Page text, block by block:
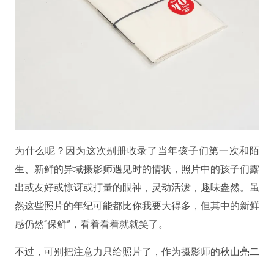
为什么呢？因为这次别册收录了当年孩子们第一次和陌
生、新鲜的异域摄影师遇见时的情状，照片中的孩子们露
出或友好或惊讶或打量的眼神，灵动活泼，趣味盎然。虽
然这些照片的年纪可能都比你我要大得多，但其中的新鲜
感仍然“保鲜”，看着看着就就笑了。
不过，可别把注意力只给照片了，作为摄影师的秋山亮二